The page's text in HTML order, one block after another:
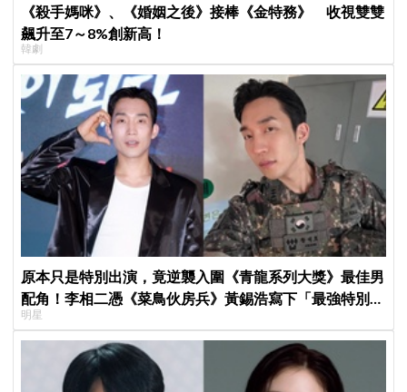
《殺手媽咪》、《婚姻之後》接棒《金特務》 收視雙雙
飆升至7～8%創新高！
韓劇
原本只是特別出演，竟逆襲入圍《青龍系列大獎》最佳男
配角！李相二憑《菜鳥伙房兵》黃錫浩寫下「最強特別出
演」傳奇
明星